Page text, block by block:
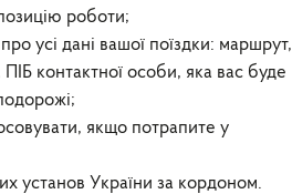
роботи;
усі дані вашої поїздки: маршрут,
контактної особи, яка вас буде
якщо потрапите у
установ України за кордоном.